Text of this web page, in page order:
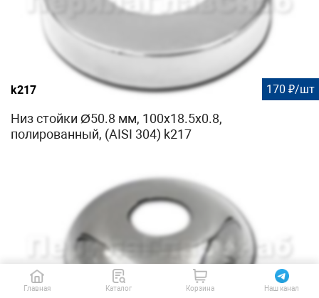
k217 170 ₽/шт
Низ стойки Ø50.8 мм, 100х18.5х0.8,
полированный, (AISI 304) k217
Главная Каталог Корзина Наш канал